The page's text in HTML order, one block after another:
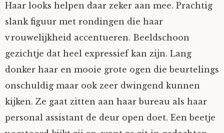
Op ontdekkingsreis
Posities
Spelletjes
Instrumenten
Algae
Ben Hands-on
Bill-A-Cook
Björn
Verhalen van de HD-site
Verhalen van Anne en Bill
Anne
Bill
Interactieve verhalen
Mijn Account
Haar looks helpen daar zeker aan mee. Prachtig
slank figuur met rondingen die haar
vrouwelijkheid accentueren. Beeldschoon
gezichtje dat heel expressief kan zijn. Lang
donker haar en mooie grote ogen die beurtelings
onschuldig maar ook zeer dwingend kunnen
kijken. Ze gaat zitten aan haar bureau als haar
personal assistant de deur open doet. Een beetje